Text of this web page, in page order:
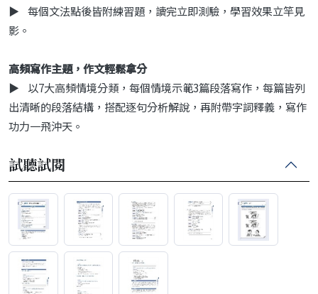
▶ 每個文法點後皆附練習題，讀完立即測驗，學習效果立竿見
影。
高頻寫作主題，作文輕鬆拿分
▶ 以7大高頻情境分類，每個情境示範3篇段落寫作，每篇皆列
出清晰的段落結構，搭配逐句分析解說，再附帶字詞釋義，寫作
功力一飛沖天。
試聽試閱